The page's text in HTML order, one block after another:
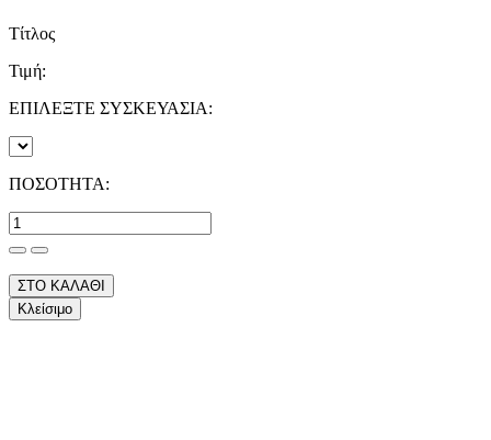
Τίτλος
Τιμή:
ΕΠΙΛΕΞΤΕ ΣΥΣΚΕΥΑΣΙΑ:
ΠΟΣΟΤΗΤΑ:
ΣΤΟ ΚΑΛΑΘΙ
Κλείσιμο